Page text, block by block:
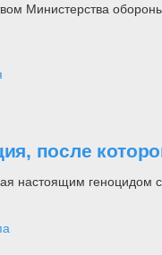
Министерства
после
настоящим геноцидом